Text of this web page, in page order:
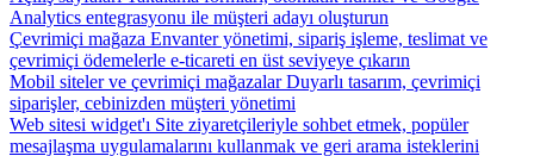
Analytics entegrasyonu ile müşteri adayı oluşturun
Çevrimiçi mağaza Envanter yönetimi, sipariş işleme, teslimat ve
çevrimiçi ödemelerle e-ticareti en üst seviyeye çıkarın
Mobil siteler ve çevrimiçi mağazalar Duyarlı tasarım, çevrimiçi
siparişler, cebinizden müşteri yönetimi
Web sitesi widget'ı Site ziyaretçileriyle sohbet etmek, popüler
mesajlaşma uygulamalarını kullanmak ve geri arama isteklerini